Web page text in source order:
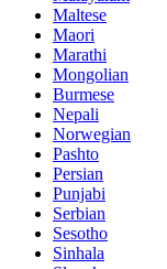
Maltese
Maori
Marathi
Mongolian
Burmese
Nepali
Norwegian
Pashto
Persian
Punjabi
Serbian
Sesotho
Sinhala